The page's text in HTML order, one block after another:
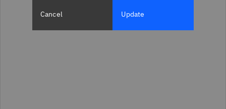
Cancel Update